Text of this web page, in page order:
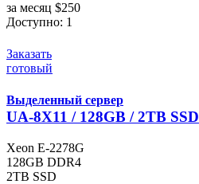
за месяц $250
Доступно: 1
Заказать
готовый
Выделенный сервер
UA-8X11 / 128GB / 2TB SSD
Xeon E-2278G
128GB DDR4
2TB SSD